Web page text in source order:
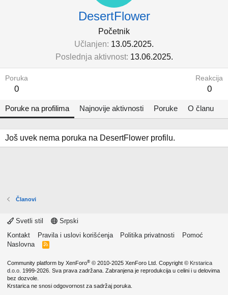
DesertFlower
Početnik
Učlanjen 13.05.2025.
Poslednja aktivnost 13.06.2025.
Poruka
0
Reakcija
0
Poruke na profilima Najnovije aktivnosti Poruke O članu
Još uvek nema poruka na DesertFlower profilu.
Članovi
Svetli stil
Srpski
Kontakt
Pravila i uslovi korišćenja Politika privatnosti
Pomoć
Naslovna
R
Community platform by XenForo® © 2010-2025 XenForo Ltd. Copyright © Krstarica
d.o.o. 1999-2026. Sva prava zadržana. Zabranjena je reprodukcija u celini i u delovima
bez dozvole.
Krstarica ne snosi odgovornost za sadržaj poruka.